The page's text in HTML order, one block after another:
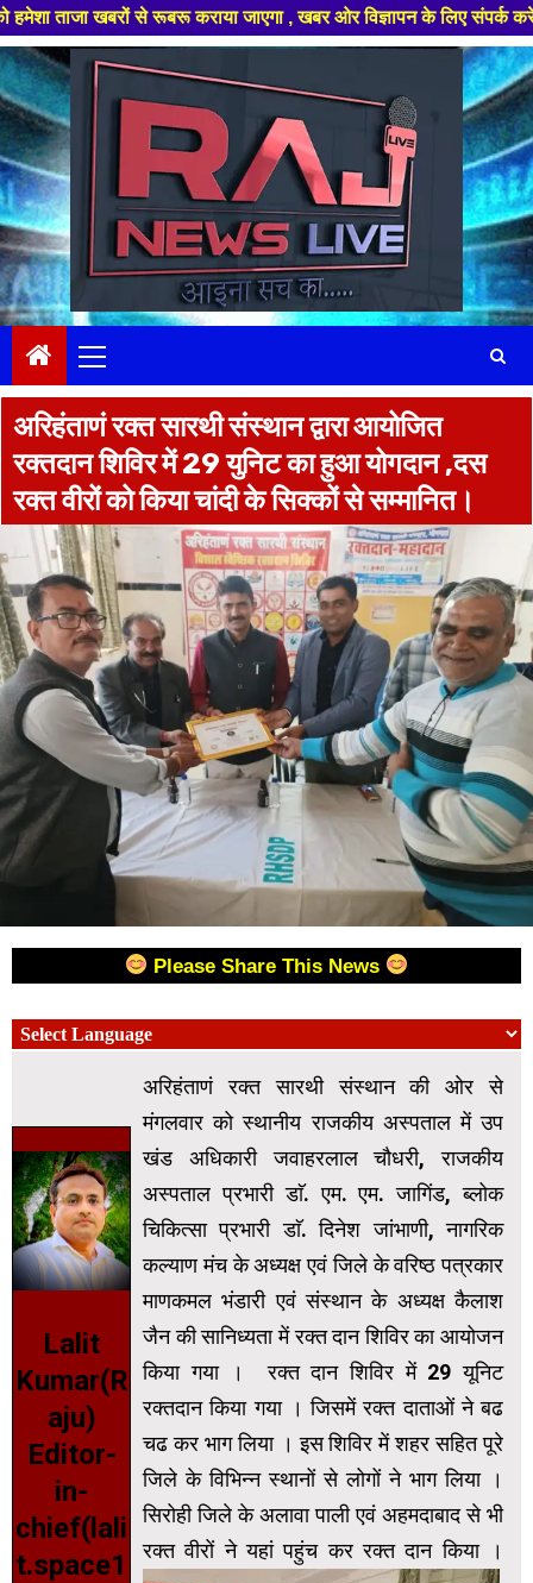
कराया जाएगा , खबर ओर विज्ञापन के लिए संपर्क करे +91 97826
Skip
to
content
Menu
अरिहंताणं रक्त सारथी संस्थान द्वारा आयोजित
रक्तदान शिविर में 29 युनिट का हुआ योगदान ,दस
रक्त वीरों को किया चांदी के सिक्कों से सम्मानित।
Please Share This News
Lalit
Kumar(R
aju)
Editor-
in-
chief(lali
t.space1
अरिहंताणं रक्त सारथी संस्थान की ओर से
मंगलवार को स्थानीय राजकीय अस्पताल में उप
खंड अधिकारी जवाहरलाल चौधरी, राजकीय
अस्पताल प्रभारी डाॅ. एम. एम. जागिंड, ब्लोक
चिकित्सा प्रभारी डाॅ. दिनेश जांभाणी, नागरिक
कल्याण मंच के अध्यक्ष एवं जिले के वरिष्ठ पत्रकार
माणकमल भंडारी एवं संस्थान के अध्यक्ष कैलाश
जैन की सानिध्यता में रक्त दान शिविर का आयोजन
किया गया । रक्त दान शिविर में 29 यूनिट
रक्तदान किया गया । जिसमें रक्त दाताओं ने बढ
चढ कर भाग लिया । इस शिविर में शहर सहित पूरे
जिले के विभिन्न स्थानों से लोगों ने भाग लिया ।
सिरोही जिले के अलावा पाली एवं अहमदाबाद से भी
रक्त वीरों ने यहां पहुंच कर रक्त दान किया ।